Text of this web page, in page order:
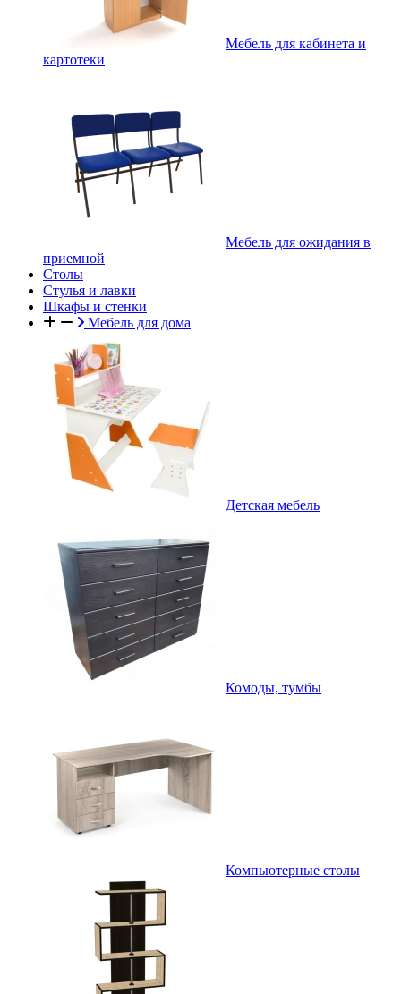
Мебель для кабинета и
картотеки
Мебель для ожидания в
приемной
Столы
Стулья и лавки
Шкафы и стенки
Мебель для дома
Детская мебель
Комоды, тумбы
Компьютерные столы